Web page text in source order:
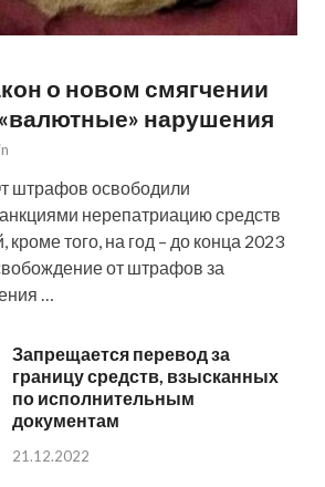
о новом смягчении
нарушения
штрафов освободили
нерепатриацию средств
кроме того, на год – до конца 2023
от штрафов за
…
Запрещается перевод за
границу средств, взысканных
по исполнительным
документам
21.12.2022